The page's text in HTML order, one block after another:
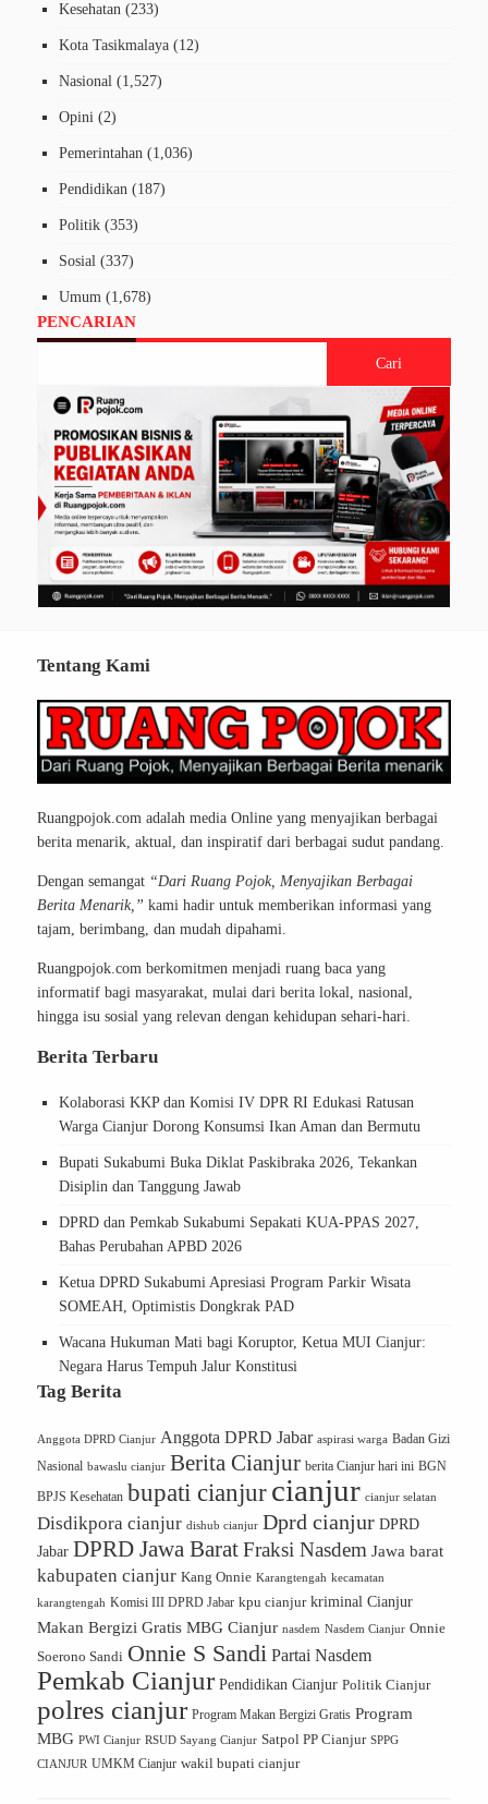
Kesehatan (233)
Kota Tasikmalaya (12)
Nasional (1,527)
Opini (2)
Pemerintahan (1,036)
Pendidikan (187)
Politik (353)
Sosial (337)
Umum (1,678)
PENCARIAN
Tentang Kami
Ruangpojok.com adalah media Online yang menyajikan berbagai
berita menarik, aktual, dan inspiratif dari berbagai sudut pandang.
Dengan semangat “Dari Ruang Pojok, Menyajikan Berbagai
Berita Menarik,” kami hadir untuk memberikan informasi yang
tajam, berimbang, dan mudah dipahami.
Ruangpojok.com berkomitmen menjadi ruang baca yang
informatif bagi masyarakat, mulai dari berita lokal, nasional,
hingga isu sosial yang relevan dengan kehidupan sehari-hari.
Berita Terbaru
Kolaborasi KKP dan Komisi IV DPR RI Edukasi Ratusan
Warga Cianjur Dorong Konsumsi Ikan Aman dan Bermutu
Bupati Sukabumi Buka Diklat Paskibraka 2026, Tekankan
Disiplin dan Tanggung Jawab
DPRD dan Pemkab Sukabumi Sepakati KUA-PPAS 2027,
Bahas Perubahan APBD 2026
Ketua DPRD Sukabumi Apresiasi Program Parkir Wisata
SOMEAH, Optimistis Dongkrak PAD
Wacana Hukuman Mati bagi Koruptor, Ketua MUI Cianjur:
Negara Harus Tempuh Jalur Konstitusi
Tag Berita
Anggota DPRD Cianjur Anggota DPRD Jabar aspirasi warga Badan Gizi
Nasional bawaslu cianjur Berita Cianjur berita Cianjur hari ini BGN
BPJS Kesehatan bupati cianjurcianjur cianjur selatan
Disdikpora cianjur dishub cianjur Dprd cianjur DPRD
Jabar DPRD Jawa BaratFraksi Nasdem Jawa barat
kabupaten cianjur Kang Onnie Karangtengah kecamatan
karangtengah Komisi III DPRD Jabar kpu cianjur kriminal Cianjur
Makan Bergizi Gratis MBG Cianjur nasdem Nasdem Cianjur Onnie
Soerono Sandi Onnie S Sandi Partai Nasdem
Pemkab Cianjur Pendidikan Cianjur Politik Cianjur
polres cianjur Program Makan Bergizi Gratis Program
MBG PWI Cianjur RSUD Sayang Cianjur Satpol PP Cianjur SPPG
CIANJUR UMKM Cianjur wakil bupati cianjur